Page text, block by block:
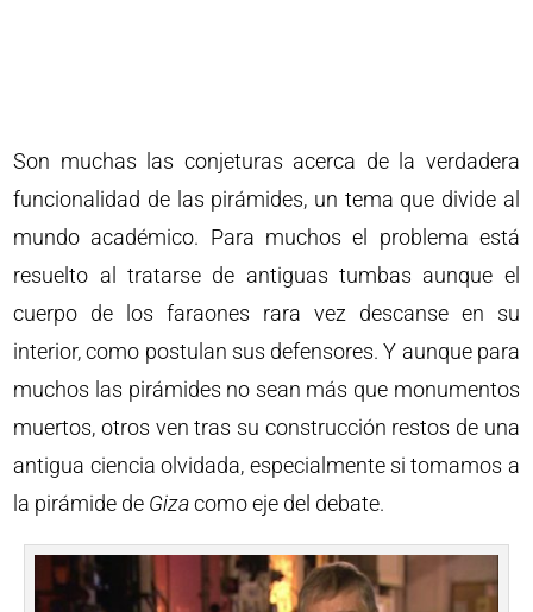
Son muchas las conjeturas acerca de la verdadera
funcionalidad de las pirámides, un tema que divide al
mundo académico. Para muchos el problema está
resuelto al tratarse de antiguas tumbas aunque el
cuerpo de los faraones rara vez descanse en su
interior, como postulan sus defensores. Y aunque para
muchos las pirámides no sean más que monumentos
muertos, otros ven tras su construcción restos de una
antigua ciencia olvidada, especialmente si tomamos a
la pirámide de Gizacomo eje del debate.